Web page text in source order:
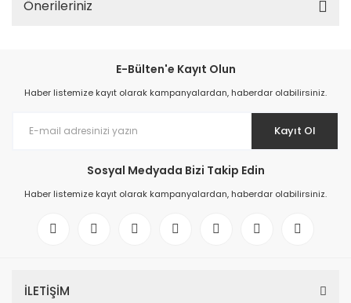
Önerileriniz
E-Bülten'e Kayıt Olun
Haber listemize kayıt olarak kampanyalardan, haberdar olabilirsiniz.
Kayıt Ol
Sosyal Medyada Bizi Takip Edin
Haber listemize kayıt olarak kampanyalardan, haberdar olabilirsiniz.
İLETİŞİM